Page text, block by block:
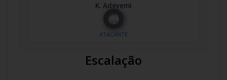
K. Adeyemi
Nº
27
ATACANTE
Escalação